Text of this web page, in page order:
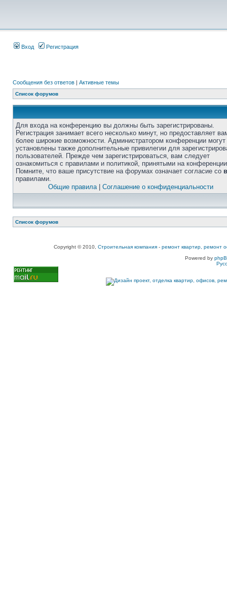
Вход Регистрация
Сообщения без ответов | Активные темы
Список форумов
Для входа на конференцию вы должны быть зарегистрированы.
Регистрация занимает всего несколько минут, но предоставляет
более широкие возможности. Администратором конференции
установлены также дополнительные привилегии для
пользователей. Прежде чем зарегистрироваться, вам следует
ознакомиться с правилами и политикой, принятыми на
Помните, что ваше присутствие на форумах означает согласие со
правилами.
Общие правила| Соглашение о конфиденциальности
Список форумов
Copyright © 2010, Строительная компания - ремонт квартир, ремонт
Powered by